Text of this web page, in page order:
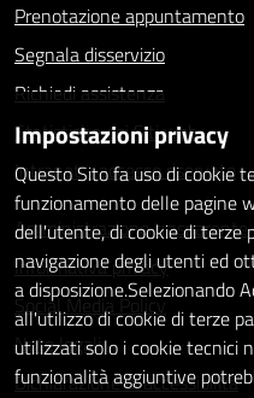
Prenotazione appuntamento
Segnala disservizio
Richiedi assistenza
Statistiche dei Siti web
Intranet - accesso riservato
Amministrazione trasparente
Informativa privacy
Social Media Policy
Note legali
Dichiarazione di accessibilità
Impostazioni privacy
Questo Sito fa uso di cookie
funzionamento delle pagine
dell'utente, di cookie di terze
navigazione degli utenti ed
a disposizione.Selezionando
all'utilizzo di cookie di terze
utilizzati solo i cookie tecnici
funzionalità aggiuntive